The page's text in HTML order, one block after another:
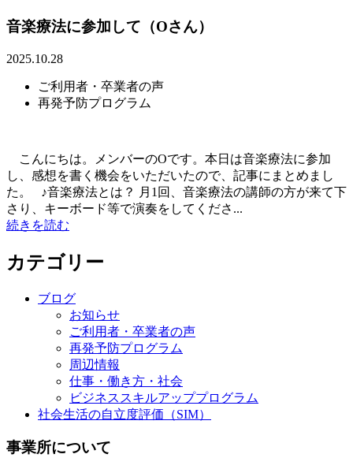
音楽療法に参加して（Oさん）
2025.10.28
ご利用者・卒業者の声
再発予防プログラム
こんにちは。メンバーのOです。本日は音楽療法に参加
し、感想を書く機会をいただいたので、記事にまとめまし
た。 ♪音楽療法とは？ 月1回、音楽療法の講師の方が来て下
さり、キーボード等で演奏をしてくださ...
続きを読む
カテゴリー
ブログ
お知らせ
ご利用者・卒業者の声
再発予防プログラム
周辺情報
仕事・働き方・社会
ビジネススキルアッププログラム
社会生活の自立度評価（SIM）
事業所について